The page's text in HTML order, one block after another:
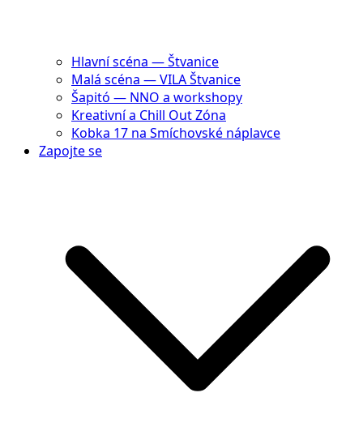
Hlavní scéna — Štvanice
Malá scéna — VILA Štvanice
Šapitó — NNO a workshopy
Kreativní a Chill Out Zóna
Kobka 17 na Smíchovské náplavce
Zapojte se